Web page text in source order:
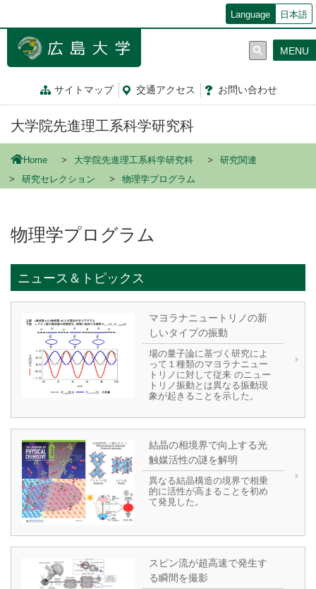
ン
Language 日本語
サイトマップ 交通アクセス お問い合わせ
MENU
大学院先進理工系科学研究科
Home 大学院先進理工系科学研究科
研究関連
研究セレクション
物理学プログラム
物理学プログラム
ニュース＆トピックス
マヨラナニュートリノの新
しいタイプの振動
場の量子論に基づく研究によ
って１種類のマヨラナニュー
トリノに対して従来 のニュー
トリノ振動とは異なる振動現
象が起きることを示した。
結晶の相境界で向上する光
触媒活性の謎を解明
異なる結晶構造の境界で相乗
的に活性が高まることを初め
て発見した。
スピン流が超高速で発生す
る瞬間を撮影